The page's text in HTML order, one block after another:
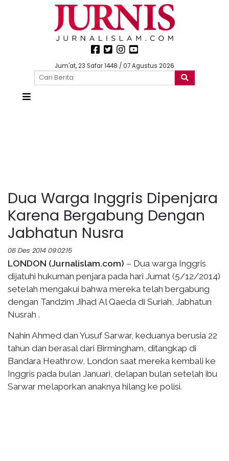
Jum'at, 23 Safar 1448 / 07 Agustus 2026
Dua Warga Inggris Dipenjara
Karena Bergabung Dengan
Jabhatun Nusra
06 Des 2014 09:02:15
LONDON (Jurnalislam.com) – Dua warga Inggris
dijatuhi hukuman penjara pada hari Jumat (5/12/2014)
setelah mengakui bahwa mereka telah bergabung
dengan Tandzim Jihad Al Qaeda di Suriah, Jabhatun
Nusrah .
Nahin Ahmed dan Yusuf Sarwar, keduanya berusia 22
tahun dan berasal dari Birmingham, ditangkap di
Bandara Heathrow, London saat mereka kembali ke
Inggris pada bulan Januari, delapan bulan setelah ibu
Sarwar melaporkan anaknya hilang ke polisi.